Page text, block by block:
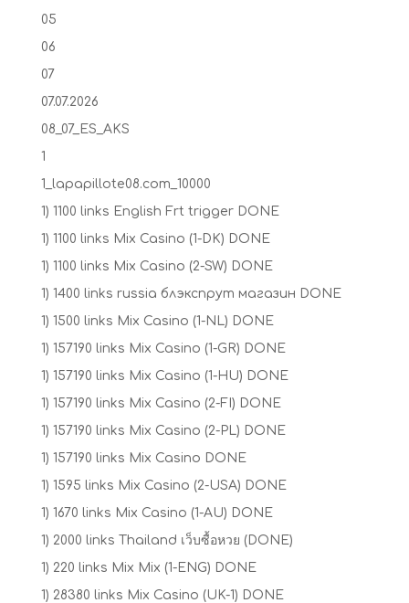
05
06
07
07.07.2026
08_07_ES_AKS
1
1_lapapillote08.com_10000
1) 1100 links English Frt trigger DONE
1) 1100 links Mix Casino (1-DK) DONE
1) 1100 links Mix Casino (2-SW) DONE
1) 1400 links russia блэкспрут магазин DONE
1) 1500 links Mix Casino (1-NL) DONE
1) 157190 links Mix Casino (1-GR) DONE
1) 157190 links Mix Casino (1-HU) DONE
1) 157190 links Mix Casino (2-FI) DONE
1) 157190 links Mix Casino (2-PL) DONE
1) 157190 links Mix Casino DONE
1) 1595 links Mix Casino (2-USA) DONE
1) 1670 links Mix Casino (1-AU) DONE
1) 2000 links Thailand เว็บซื้อหวย (DONE)
1) 220 links Mix Mix (1-ENG) DONE
1) 28380 links Mix Casino (UK-1) DONE